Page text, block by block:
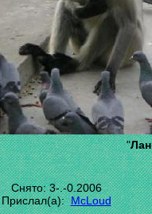
"
Снято: 3-.-0.2006
Прислал(а):McLoud